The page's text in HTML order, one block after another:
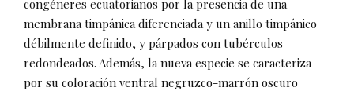
congéneres ecuatorianos por la presencia de una
membrana timpánica diferenciada y un anillo timpánico
débilmente definido, y párpados con tubérculos
redondeados. Además, la nueva especie se caracteriza
por su coloración ventral negruzco-marrón oscuro